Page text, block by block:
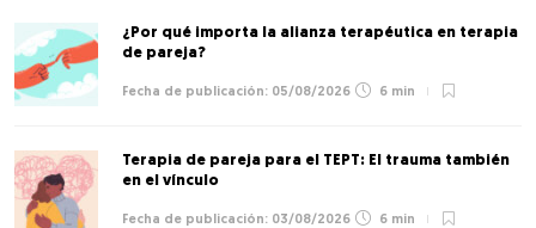
¿Por qué importa la alianza terapéutica en terapia
de pareja?
05/08/2026 6 min
Terapia de pareja para el TEPT: El trauma también
en el vínculo
03/08/2026 6 min